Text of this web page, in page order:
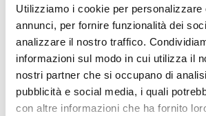
Utilizziamo i cookie per personalizzare
annunci, per fornire funzionalità dei
analizzare il nostro traffico.
informazioni sul modo in cui utilizza il
nostri partner che si occupano di
pubblicità e social media, i quali
con altre informazioni che ha fornito
CERTIFICAZIONE PRODOTTO
Standard 100
OEKO-TEX
controllo nel settore tessile. I
condotti da OEKO-TEX prendono
considerazione numerose